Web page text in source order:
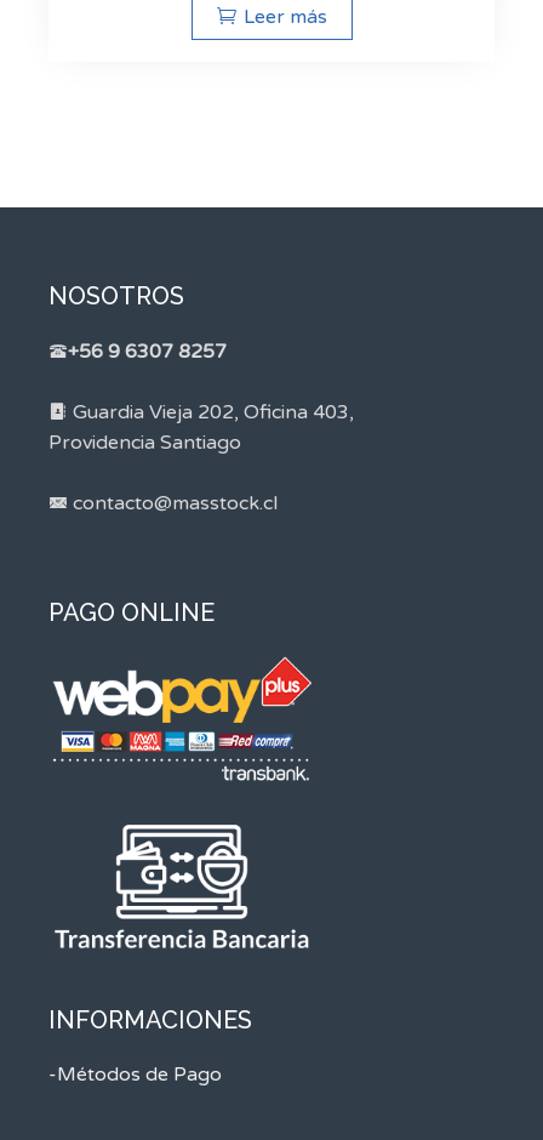
Leer más
NOSOTROS
+56 9 6307 8257
Guardia Vieja 202, Oficina 403,
Providencia Santiago
contacto@masstock.cl
PAGO ONLINE
INFORMACIONES
-Métodos de Pago